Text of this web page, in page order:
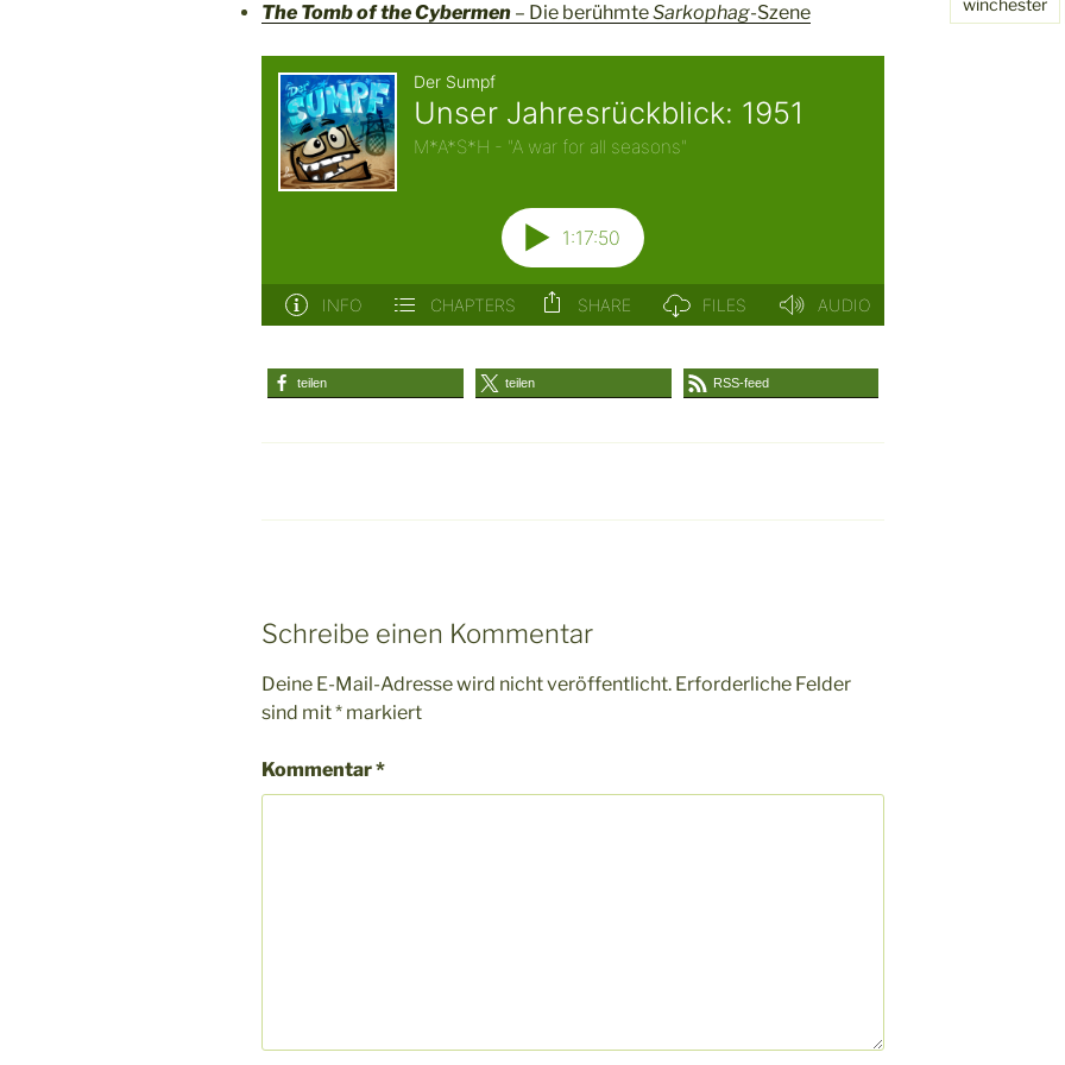
The Tomb of the Cybermen – Die berühmteSarkophag-Szene
teilen teilen RSS-feed
Schreibe einen Kommentar
Deine E-Mail-Adresse wird nicht veröffentlicht. Erforderliche Felder
sind mit* markiert
Kommentar*
winchester